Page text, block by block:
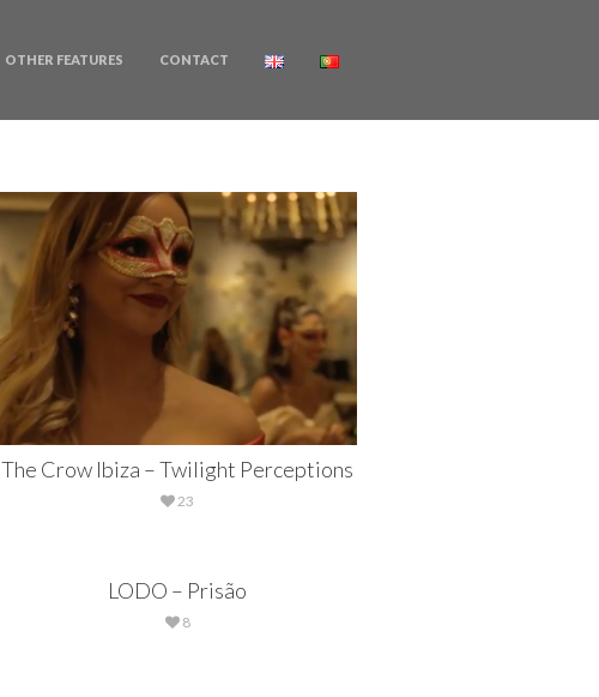
OTHER FEATURES CONTACT
The Crow Ibiza – Twilight Perceptions
23
LODO – Prisão
8